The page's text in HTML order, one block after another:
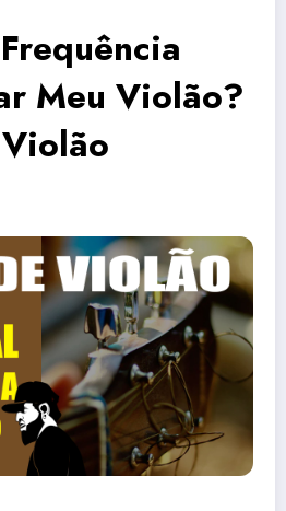
Meu Violão?